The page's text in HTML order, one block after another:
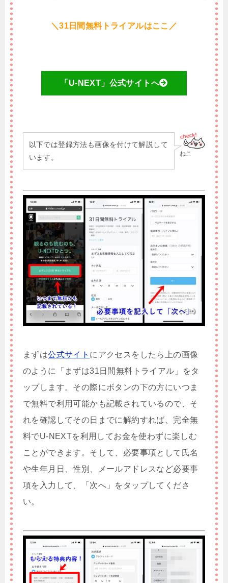
＼31日間無料トライアルはここ／
「U-NEXT」公式サイトへ
ねこ
以下では登録方法も画像を付けて解説して
います。
まずは公式サイト にアクセスをしたら上の画像
のように「まずは31日間無料トライアル」をタ
ップします。その際にボタンの下の方にいつま
で無料で利用可能かも記載されているので、そ
れを確認してその日までに解約すれば、完全無
料でU-NEXTを利用してお金を使わずに楽しむ
ことができます。そして、必要事項として氏名
や生年月日、性別、メールアドレスなど必要事
項を入力して、「次へ」をタップしてくださ
い。